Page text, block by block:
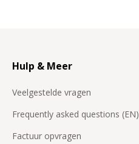
Hulp & Meer
Veelgestelde vragen
Frequently asked questions (EN)
Factuur opvragen